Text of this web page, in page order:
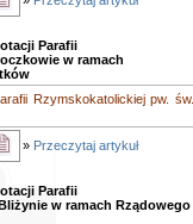
Parafii
w ramach
Rzymskokatolickiej pw. św.
» Przeczytaj artykuł
Parafii
w ramach Rządowego